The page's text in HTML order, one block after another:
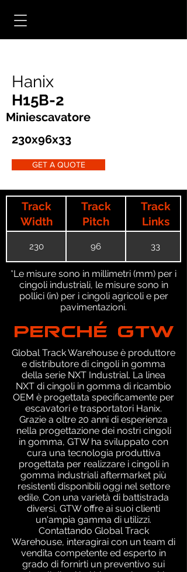
Hanix
H15B-2
Miniescavatore
230x96x33
GET A QUOTE
Track
Width
Track
Pitch
Track
Links
230 96 33
*Le misure sono in millimetri (mm) per i
cingoli industriali, le misure sono in
pollici (in) per i cingoli agricoli e per
pavimentazioni.
PERCHÉ GTW
Global Track Warehouse è produttore
e distributore di cingoli in gomma
della serie NXT Industrial. La linea
NXT di cingoli in gomma di ricambio
OEM è progettata specificamente per
escavatori e trasportatori Hanix.
Grazie a oltre 20 anni di esperienza
nella progettazione dei nostri cingoli
in gomma, GTW ha sviluppato con
cura una tecnologia produttiva
progettata per realizzare i cingoli in
gomma industriali aftermarket più
resistenti disponibili oggi nel settore
edile. Con una varietà di battistrada
diversi, GTW offre ai suoi clienti
un'ampia gamma di utilizzi.
Contattando Global Track
Warehouse, interagirai con un team di
vendita competente ed esperto in
grado di fornirti un preventivo sui